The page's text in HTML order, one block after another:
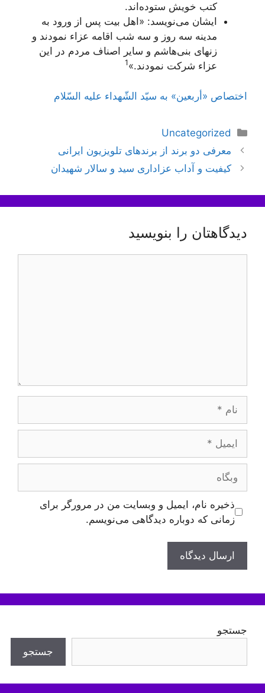
کتب خویش ستوده‌اند.
ایشان می‌نویسد: «اهل بیت پس از ورود به
مدینه سه روز و سه شب اقامه عزاء نمودند و
زنهای بنی‌هاشم و سایر اصناف مردم در این
عزاء شرکت نمودند.»1
اختصاص «أربعين» به سيّد الشّهداء عليه السّلام
دسته‌ها
Uncategorized
ناوبری
نوشته‌ها
معرفی دو برند از برندهای تلویزیون ایرانی
کیفیت و آداب عزاداری سید و سالار شهیدان
دیدگاهتان را بنویسید
وبگاه
ذخیره نام، ایمیل و وبسایت من در مرورگر برای
زمانی که دوباره دیدگاهی می‌نویسم.
جستجو
جستجو